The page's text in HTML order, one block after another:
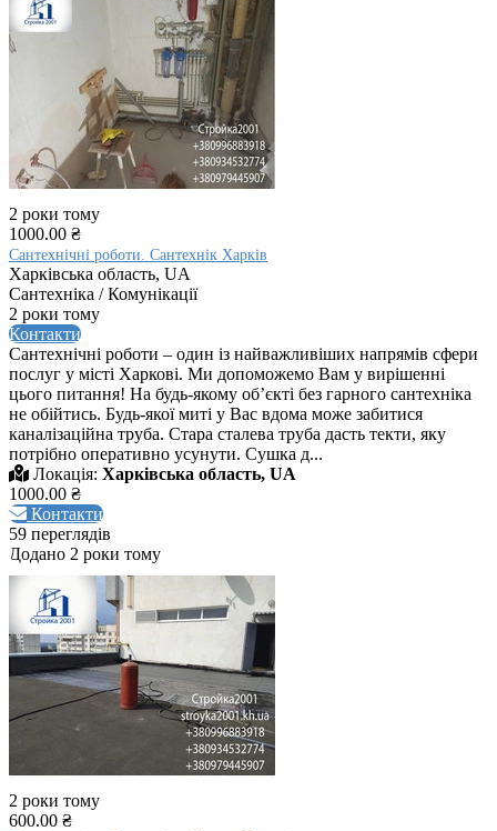
2 роки тому
1000.00 ₴
Сантехнічні роботи. Сантехнік Харків
Харківська область, UA
Сантехніка / Комунікації
2 роки тому
Контакти
Сантехнічні роботи – один із найважливіших напрямів сфери
послуг у місті Харкові. Ми допоможемо Вам у вирішенні
цього питання! На будь-якому об’єкті без гарного сантехніка
не обійтись. Будь-якої миті у Вас вдома може забитися
каналізаційна труба. Стара сталева труба дасть текти, яку
потрібно оперативно усунути. Сушка д...
Локація: Харківська область, UA
1000.00 ₴
Контакти
59 переглядів
Додано 2 роки тому
2 роки тому
600.00 ₴